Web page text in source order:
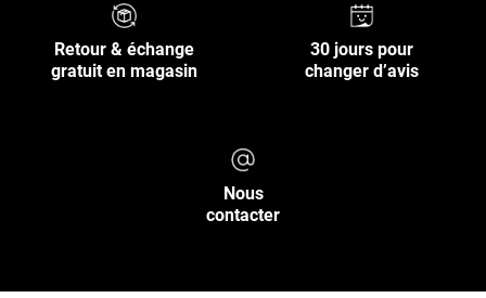
Retour & échange
gratuit en magasin
30 jours pour
changer d’avis
Nous
contacter